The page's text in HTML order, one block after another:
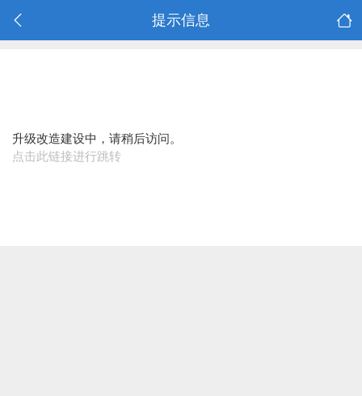
提示信息
升级改造建设中，请稍后访问。
点击此链接进行跳转